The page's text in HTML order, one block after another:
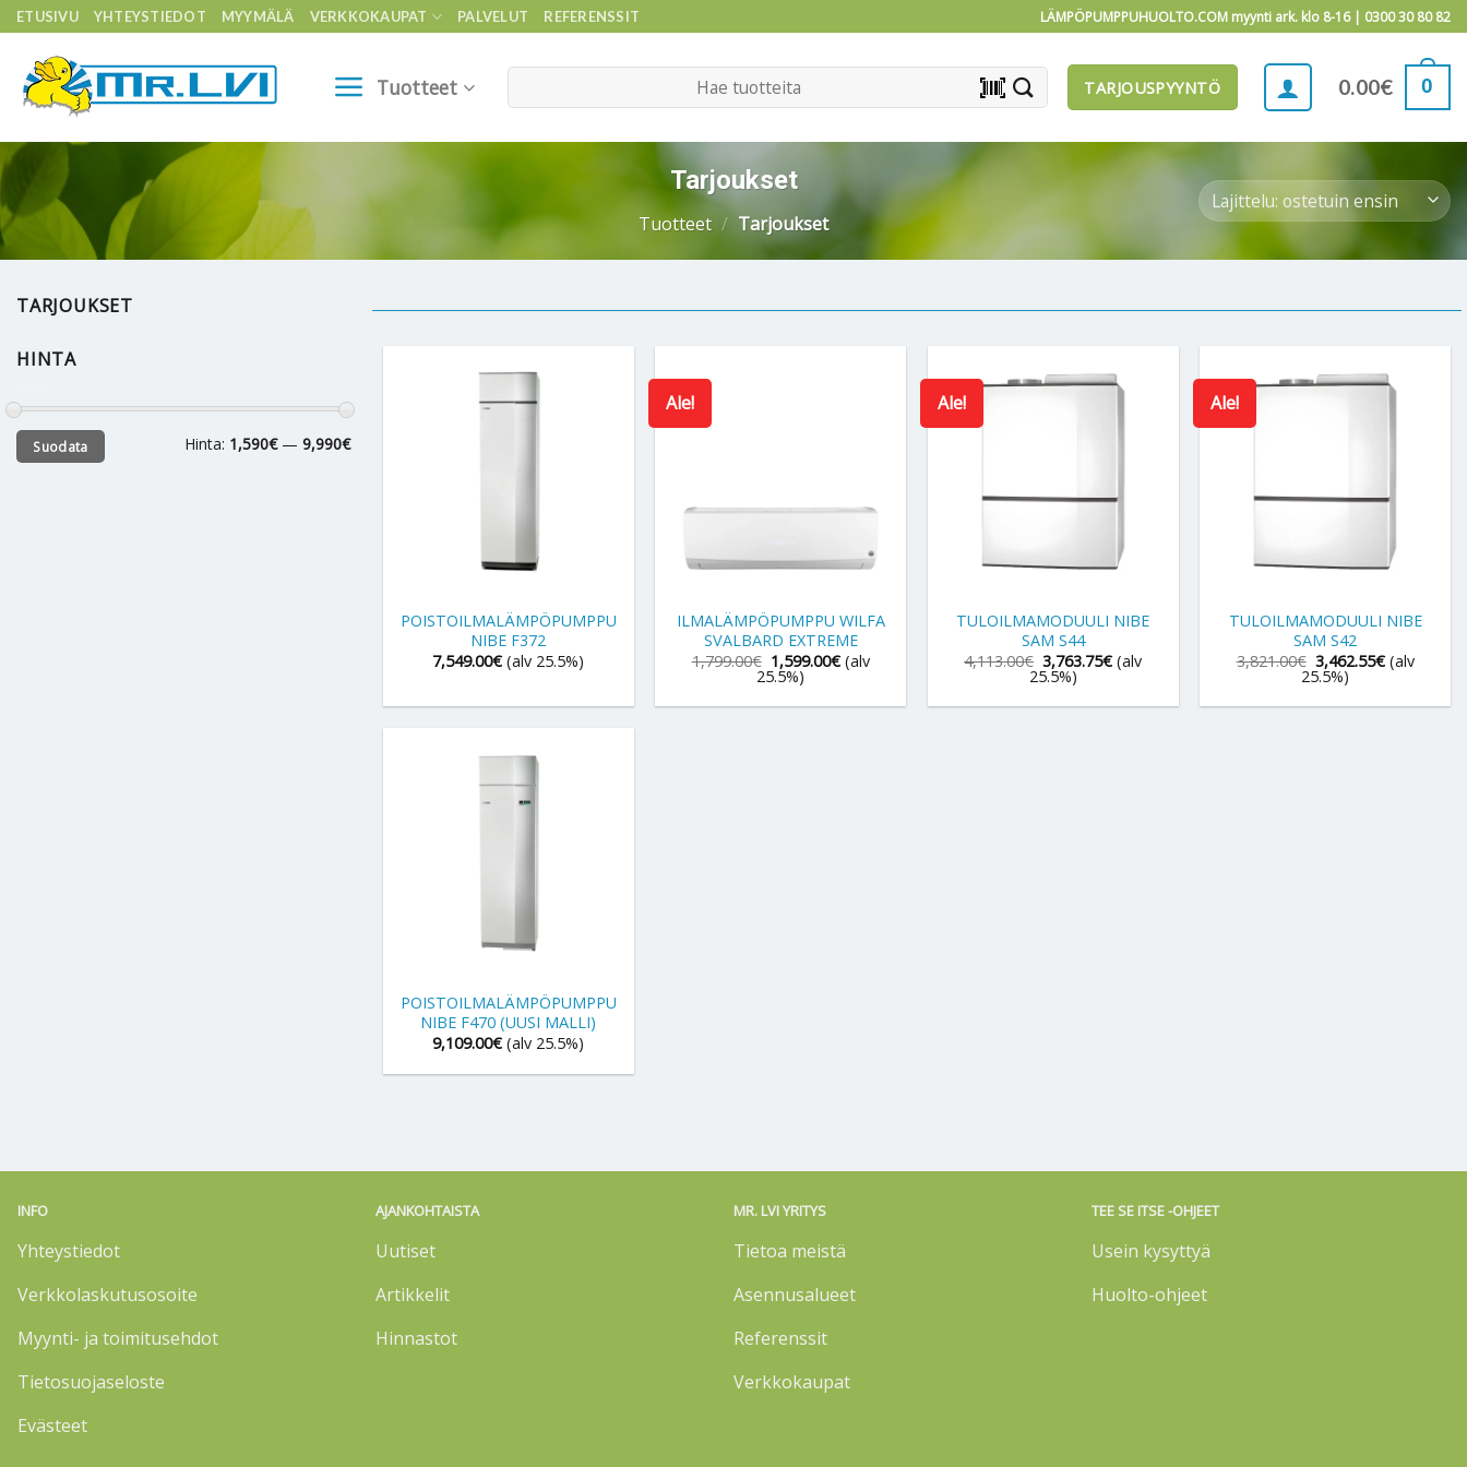
Skip
to
content
ETUSIVU YHTEYSTIEDOT MYYMÄLÄ VERKKOKAUPAT PALVELUT REFERENSSIT LÄMPÖPUMPPUHUOLTO.COM myynti ark. klo 8-16 | 0300 30 80 82
Tuotteet barcode_scanner TARJOUSPYYNTÖ 0.00€ 0
Tarjoukset
Tuotteet / Tarjoukset
TARJOUKSET
HINTA
Minimihinta
Maksimihinta
Suodata Hinta: 1,590€— 9,990€
POISTOILMALÄMPÖPUMPPU
NIBE F372
7,549.00€ (alv 25.5%)
Ale!
ILMALÄMPÖPUMPPU WILFA
SVALBARD EXTREME
1,799.00€ Alkuperäinen
hinta
1,799.00€.
1,599.00€Nykyinen
hinta
1,599.00€.
(alv
25.5%)
Ale!
TULOILMAMODUULI NIBE
SAM S44
4,113.00€ Alkuperäinen
hinta
4,113.00€.
3,763.75€Nykyinen
hinta
3,763.75€.
(alv
25.5%)
Ale!
TULOILMAMODUULI NIBE
SAM S42
3,821.00€ Alkuperäinen
hinta
3,821.00€.
3,462.55€Nykyinen
hinta
3,462.55€.
(alv
25.5%)
POISTOILMALÄMPÖPUMPPU
NIBE F470 (UUSI MALLI)
9,109.00€ (alv 25.5%)
INFO
Yhteystiedot
Verkkolaskutusosoite
Myynti- ja toimitusehdot
Tietosuojaseloste
Evästeet
AJANKOHTAISTA
Uutiset
Artikkelit
Hinnastot
MR. LVI YRITYS
Tietoa meistä
Asennusalueet
Referenssit
Verkkokaupat
TEE SE ITSE -OHJEET
Usein kysyttyä
Huolto-ohjeet